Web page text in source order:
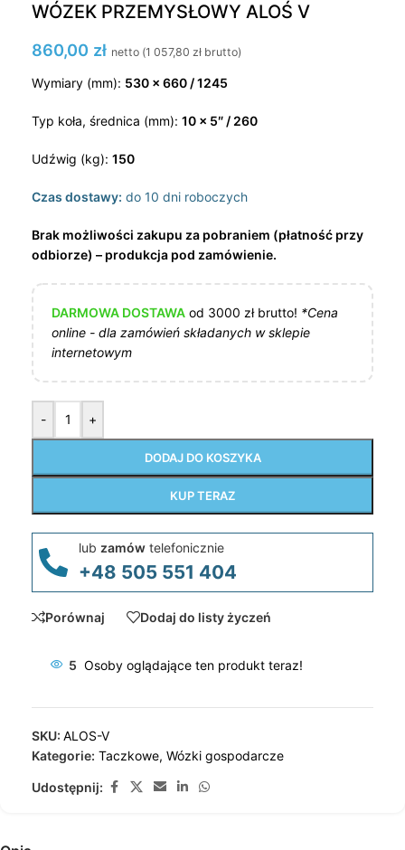
WÓZEK PRZEMYSŁOWY ALOŚ V
860,00 zł netto (1 057,80 zł brutto)
Wymiary (mm): 530 x 660 / 1245
Typ koła, średnica (mm): 10 x 5″ / 260
Udźwig (kg): 150
Czas dostawy: do 10 dni roboczych
Brak możliwości zakupu za pobraniem (płatność przy
odbiorze) – produkcja pod zamówienie.
DARMOWA DOSTAWA od 3000 zł brutto! *Cena
online - dla zamówień składanych w sklepie
internetowym
- +
DODAJ DO KOSZYKA
KUP TERAZ
lub zamów telefonicznie
+48 505 551 404
Porównaj Dodaj do listy życzeń
5 Osoby oglądające ten produkt teraz!
SKU: ALOS-V
Kategorie: Taczkowe, Wózki gospodarcze
Udostępnij: